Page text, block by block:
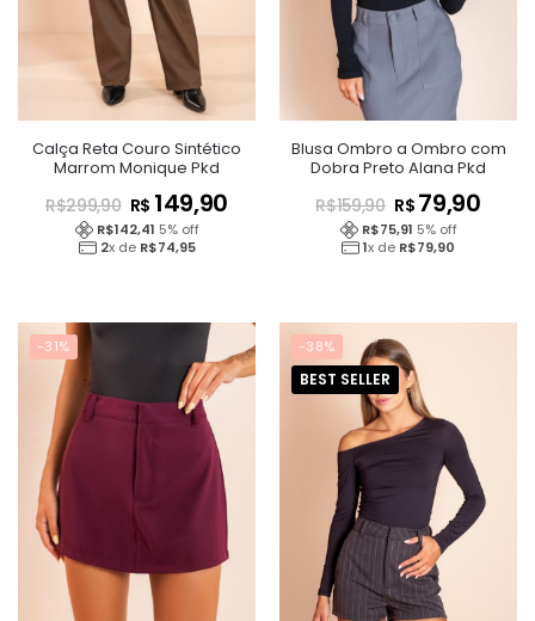
Calça Reta Couro Sintético
Marrom Monique Pkd
R$299,90 R$ 149,90
R$142,41 5% off
2x de R$74,95
Blusa Ombro a Ombro com
Dobra Preto Alana Pkd
R$159,90 R$ 79,90
R$75,91 5% off
1x de R$79,90
-31% -38%
BEST SELLER